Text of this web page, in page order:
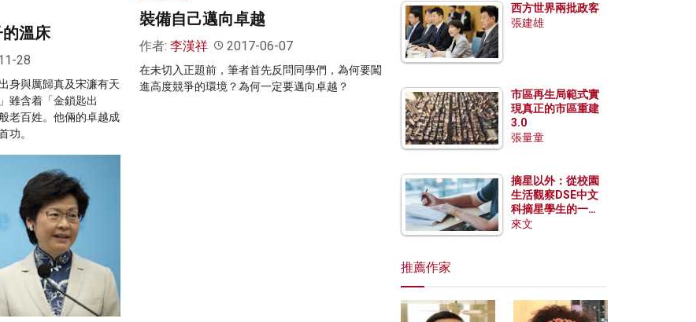
溫床
28
身與厲歸真及宋濂有天
雖含着「金鎖匙出
老百姓。他倆的卓越成
功。
裝備自己邁向卓越
作者: 李漢祥 2017-06-07
在未切入正題前，筆者首先反問同學們，為何要闖
進高度競爭的環境？為何一定要邁向卓越？
西方世界兩批政客
張建雄
市區再生局範式實
現真正的市區重建
3.0
張量童
摘星以外：從校園
生活觀察DSE中文
科摘星學生的一點
特質
來文
推薦作家